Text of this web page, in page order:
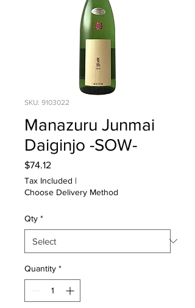
SKU: 9103022
Manazuru Junmai
Daiginjo -SOW-
$74.12Price
Tax Included |
Choose Delivery Method
Qty *
Quantity *